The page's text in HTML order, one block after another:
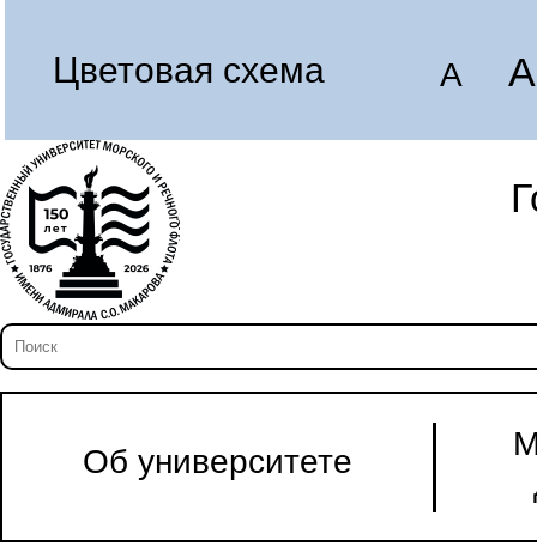
Цветовая схема A A
Об университете